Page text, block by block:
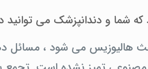
شما و دندانپزشک می
که باعث هالیوزیس می شود ،